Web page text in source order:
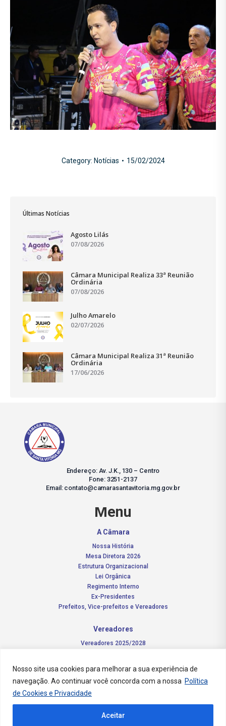
Nosso site usa cookies para melhorar a sua experiência de
navegação. Ao continuar você concorda com a nossa Política
de Cookies e Privacidade
Aceitar
Category: Notícias 15/02/2024
Últimas Notícias
Agosto Lilás
07/08/2026
Câmara Municipal Realiza 33ª Reunião
Ordinária
07/08/2026
Julho Amarelo
02/07/2026
Câmara Municipal Realiza 31ª Reunião
Ordinária
17/06/2026
Endereço: Av. J.K., 130 – Centro
Fone: 3251-2137
Email: contato@camarasantavitoria.mg.gov.br
Menu
A Câmara
Nossa História
Mesa Diretora 2026
Estrutura Organizacional
Lei Orgânica
Regimento Interno
Ex-Presidentes
Prefeitos, Vice-prefeitos e Vereadores
Vereadores
Vereadores 2025/2028
Notícias
Concursos